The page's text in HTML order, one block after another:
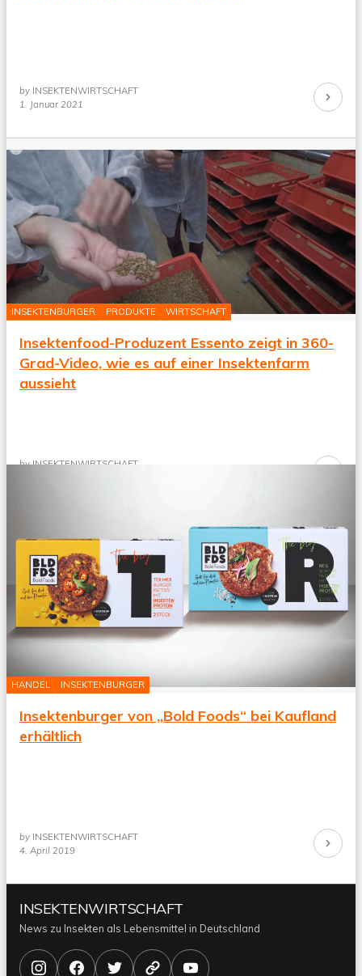
by INSEKTENWIRTSCHAFT
1. Januar 2021
Continue
INSEKTENBURGER PRODUKTE WIRTSCHAFT
Insektenfood-Produzent Essento zeigt in 360-
Grad-Video, wie es auf einer Insektenfarm
aussieht
byINSEKTENWIRTSCHAFT
HANDEL INSEKTENBURGER
Insektenburger von „Bold Foods“ bei Kaufland
erhältlich
by INSEKTENWIRTSCHAFT
4. April 2019
Continue
INSEKTENWIRTSCHAFT
News zu Insekten als Lebensmittel in Deutschland
InstagramFacebookX/TwitterBlueskyYouTube